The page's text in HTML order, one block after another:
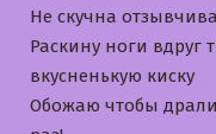
Не скучна
Раскину ноги
вкусненькую киску
Обожаю чтобы